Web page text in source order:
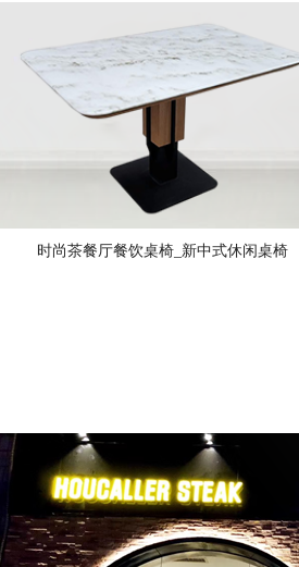
时尚茶餐厅餐饮桌椅_新中式休闲桌椅